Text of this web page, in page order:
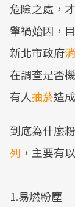
危險之處，
肇禍始因，
新北市政府
在調查是否
有人抽菸造
到底為什麼
列 ，主要有
1.易燃粉塵